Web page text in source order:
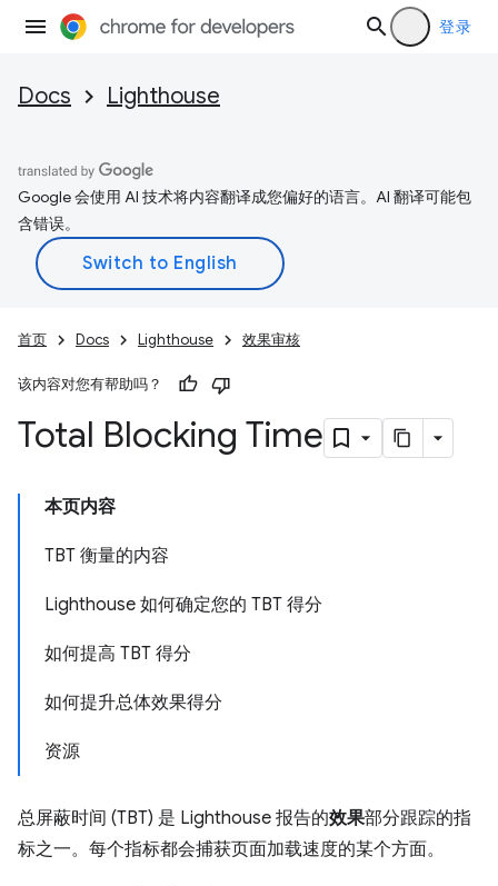
登录
Docs Lighthouse
Google 会使用 AI 技术将内容翻译成您偏好的语言。AI 翻译可能包
含错误。
首页 Docs Lighthouse 效果审核
该内容对您有帮助吗？
Total Blocking Time
本页内容
TBT 衡量的内容
Lighthouse 如何确定您的 TBT 得分
如何提高 TBT 得分
如何提升总体效果得分
资源
总屏蔽时间 (TBT) 是 Lighthouse 报告的效果部分跟踪的指
标之一。每个指标都会捕获页面加载速度的某个方面。